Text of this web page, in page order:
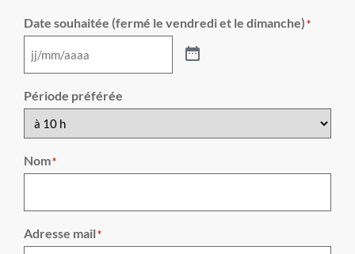
Date souhaitée (fermé le vendredi et le dimanche)*
Période préférée
Nom*
Adresse mail*